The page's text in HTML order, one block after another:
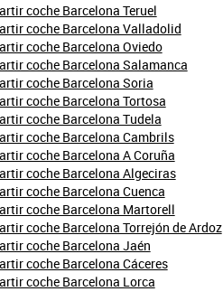
coche Barcelona Teruel
coche Barcelona Valladolid
coche Barcelona Oviedo
coche Barcelona Salamanca
coche Barcelona Soria
coche Barcelona Tortosa
coche Barcelona Tudela
coche Barcelona Cambrils
coche Barcelona A Coruña
coche Barcelona Algeciras
coche Barcelona Cuenca
coche Barcelona Martorell
coche Barcelona Torrejón de Ardoz
coche Barcelona Jaén
coche Barcelona Cáceres
coche Barcelona Lorca